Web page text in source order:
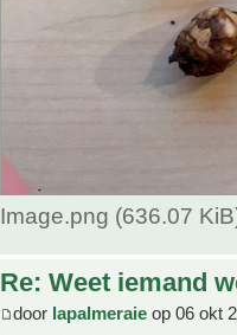
Image.png (636.07
Re: Weet iemand
door lapalmeraie op 06 okt